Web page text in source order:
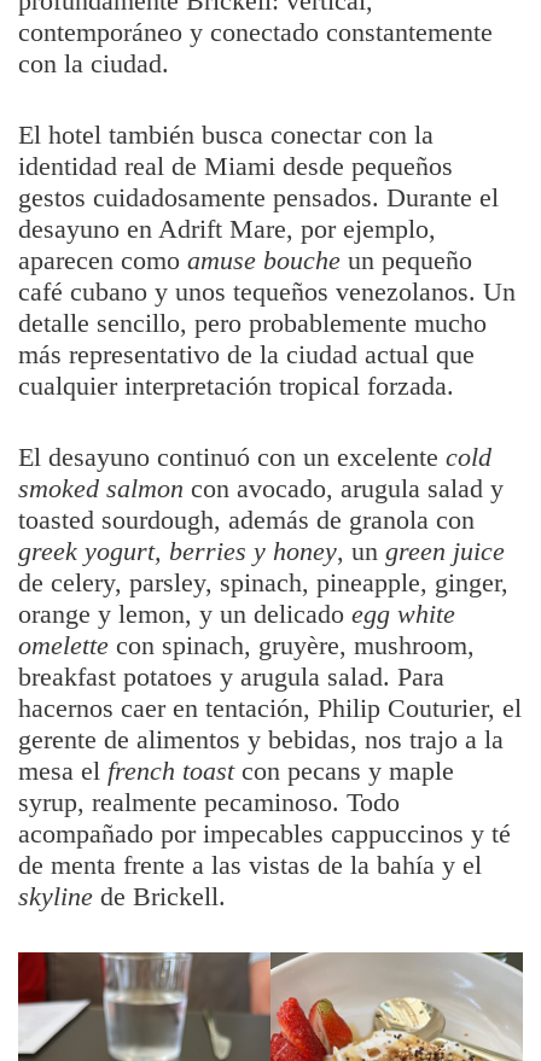
contemporáneo y conectado constantemente
con la ciudad.
El hotel también busca conectar con la
identidad real de Miami desde pequeños
gestos cuidadosamente pensados. Durante el
desayuno en Adrift Mare, por ejemplo,
aparecen como amuse bouche un pequeño
café cubano y unos tequeños venezolanos. Un
detalle sencillo, pero probablemente mucho
más representativo de la ciudad actual que
cualquier interpretación tropical forzada.
El desayuno continuó con un excelente cold
smoked salmon con avocado, arugula salad y
toasted sourdough, además de granola con
greek yogurt, berries y honey, un green juice
de celery, parsley, spinach, pineapple, ginger,
orange y lemon, y un delicado egg white
omelette con spinach, gruyère, mushroom,
breakfast potatoes y arugula salad. Para
hacernos caer en tentación, Philip Couturier, el
gerente de alimentos y bebidas, nos trajo a la
mesa el french toastcon pecans y maple
syrup, realmente pecaminoso. Todo
acompañado por impecables cappuccinos y té
de menta frente a las vistas de la bahía y el
skyline de Brickell.